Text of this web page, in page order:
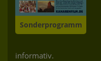
Sonderprogramm
informativ.